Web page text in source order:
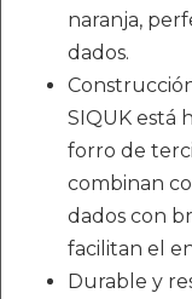
naranja,
dados.
SIQUK está
forro de
combinan
dados con
facilitan el
Durable y